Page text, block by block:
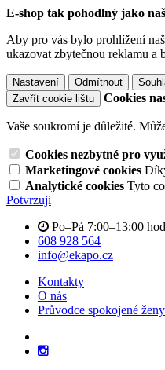
E-shop tak pohodlný jako
Aby pro vás bylo prohlížení
ukazovat zbytečnou reklamu a
Nastavení Odmítnout
Zavřít cookie lištu
Cookies
Vaše soukromí je důležité.
Cookies nezbytné pro
Marketingové cookies
Analytické cookies Tyto
Potvrzuji
Po–Pá 7:00–13:00
608 928 564
info@ekapo.cz
Kontakty
O nás
Průvodce spokojené ženy